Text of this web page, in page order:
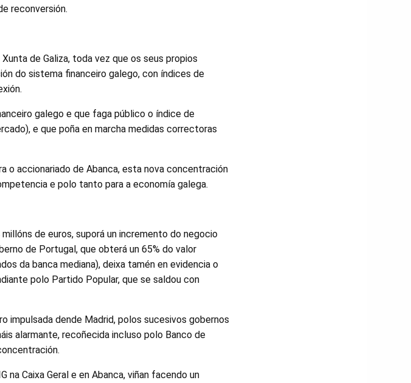
reconversión.
de Galiza, toda vez que os seus propios
do sistema financeiro galego, con índices de
galego e que faga público o índice de
e que poña en marcha medidas correctoras
o accionariado de Abanca, esta nova concentración
e polo tanto para a economía galega.
de euros, suporá un incremento do negocio
de Portugal, que obterá un 65% do valor
da banca mediana), deixa tamén en evidencia o
polo Partido Popular, que se saldou con
impulsada dende Madrid, polos sucesivos gobernos
alarmante, recoñecida incluso polo Banco de
na Caixa Geral e en Abanca, viñan facendo un